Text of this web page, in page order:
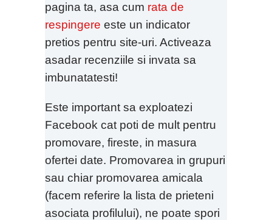
pagina ta, asa cum rata de
respingere este un indicator
pretios pentru site-uri. Activeaza
asadar recenziile si invata sa
imbunatatesti!
Este important sa exploatezi
Facebook cat poti de mult pentru
promovare, fireste, in masura
ofertei date. Promovarea in grupuri
sau chiar promovarea amicala
(facem referire la lista de prieteni
asociata profilului), ne poate spori